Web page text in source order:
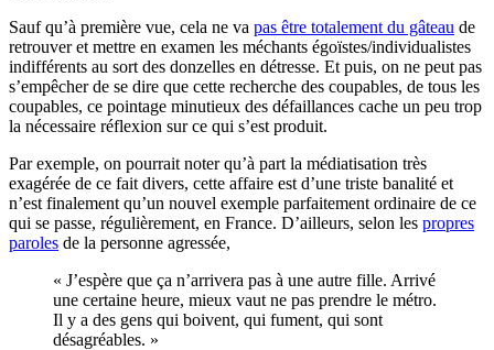
Sauf qu’à première vue, cela ne va pas être totalement du gâteau de
retrouver et mettre en examen les méchants égoïstes/individualistes
indifférents au sort des donzelles en détresse. Et puis, on ne peut pas
s’empêcher de se dire que cette recherche des coupables, de tous les
coupables, ce pointage minutieux des défaillances cache un peu trop
la nécessaire réflexion sur ce qui s’est produit.
Par exemple, on pourrait noter qu’à part la médiatisation très
exagérée de ce fait divers, cette affaire est d’une triste banalité et
n’est finalement qu’un nouvel exemple parfaitement ordinaire de ce
qui se passe, régulièrement, en France. D’ailleurs, selon les propres
paroles de la personne agressée,
« J’espère que ça n’arrivera pas à une autre fille. Arrivé
une certaine heure, mieux vaut ne pas prendre le métro.
Il y a des gens qui boivent, qui fument, qui sont
désagréables. »